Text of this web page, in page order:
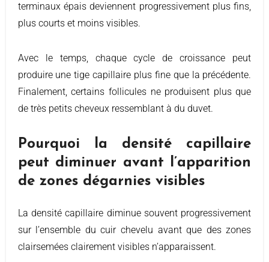
terminaux épais deviennent progressivement plus fins,
plus courts et moins visibles.
Avec le temps, chaque cycle de croissance peut
produire une tige capillaire plus fine que la précédente.
Finalement, certains follicules ne produisent plus que
de très petits cheveux ressemblant à du duvet.
Pourquoi la densité capillaire
peut diminuer avant l’apparition
de zones dégarnies visibles
La densité capillaire diminue souvent progressivement
sur l’ensemble du cuir chevelu avant que des zones
clairsemées clairement visibles n’apparaissent.